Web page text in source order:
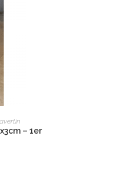
– 1er